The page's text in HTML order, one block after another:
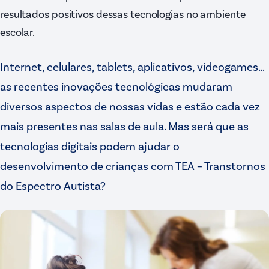
resultados positivos dessas tecnologias no ambiente
escolar.
Internet, celulares, tablets, aplicativos, videogames…
as recentes inovações tecnológicas mudaram
diversos aspectos de nossas vidas e estão cada vez
mais presentes nas salas de aula. Mas será que as
tecnologias digitais podem ajudar o
desenvolvimento de crianças com TEA – Transtornos
do Espectro Autista?